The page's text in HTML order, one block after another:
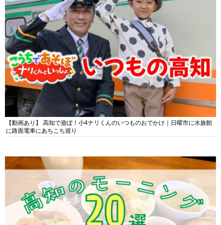
【動画あり】 高知で遊ぼ！小4ナリくんのいつものおでかけ｜日曜市に水族館
に路面電車にあちこち巡り